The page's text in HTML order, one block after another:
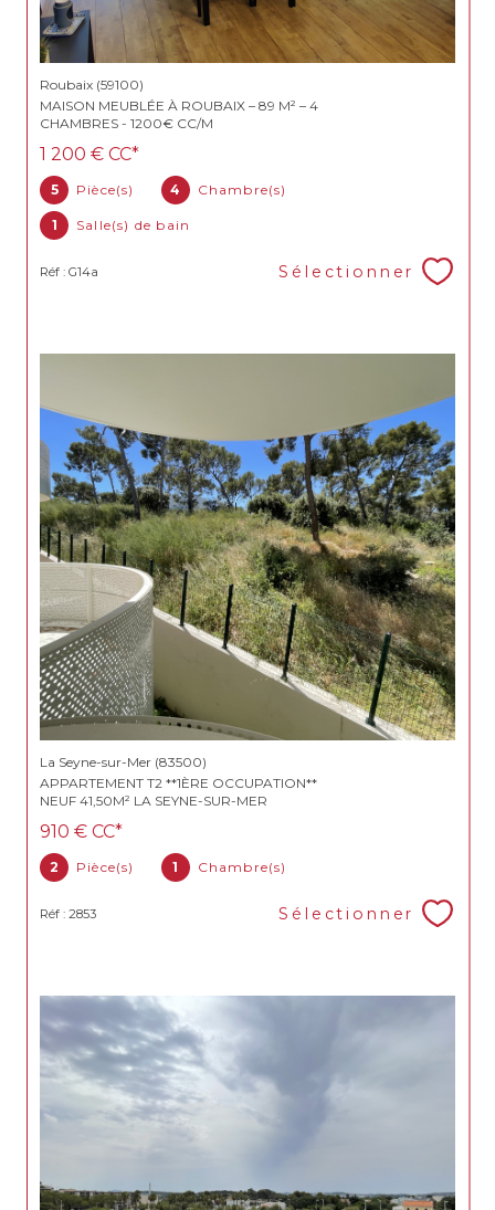
Roubaix (59100)
MAISON MEUBLÉE À ROUBAIX – 89 M² – 4
CHAMBRES - 1200€ CC/M
1 200 € CC*
5 Pièce(s) 4 Chambre(s)
1 Salle(s) de bain
Réf : G14a Sélectionner
La Seyne-sur-Mer (83500)
APPARTEMENT T2 **1ÈRE OCCUPATION**
NEUF 41,50M² LA SEYNE-SUR-MER
910 € CC*
2 Pièce(s) 1 Chambre(s)
Réf : 2853 Sélectionner